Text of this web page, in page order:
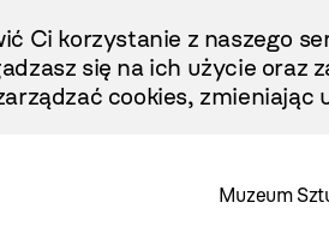
Ci korzystanie z naszego
się na ich użycie oraz
cookies, zmieniając
Muzeum